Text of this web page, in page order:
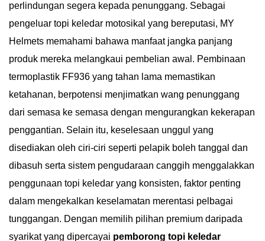
perlindungan segera kepada penunggang. Sebagai
pengeluar topi keledar motosikal yang bereputasi, MY
Helmets memahami bahawa manfaat jangka panjang
produk mereka melangkaui pembelian awal. Pembinaan
termoplastik FF936 yang tahan lama memastikan
ketahanan, berpotensi menjimatkan wang penunggang
dari semasa ke semasa dengan mengurangkan kekerapan
penggantian. Selain itu, keselesaan unggul yang
disediakan oleh ciri-ciri seperti pelapik boleh tanggal dan
dibasuh serta sistem pengudaraan canggih menggalakkan
penggunaan topi keledar yang konsisten, faktor penting
dalam mengekalkan keselamatan merentasi pelbagai
tunggangan. Dengan memilih pilihan premium daripada
syarikat yang dipercayai pemborong topi keledar